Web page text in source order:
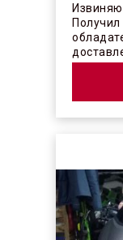
Получил